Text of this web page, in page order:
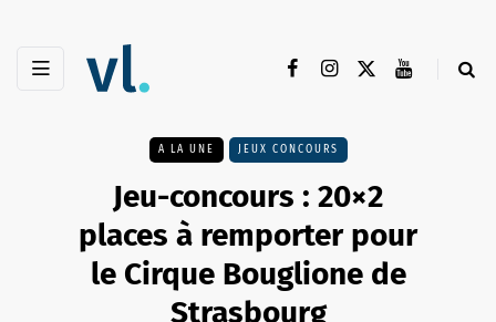
A LA UNE JEUX CONCOURS
Jeu-concours : 20×2
places à remporter pour
le Cirque Bouglione de
Strasbourg